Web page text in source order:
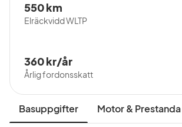
Elräckvidd WLTP
550 km
Årlig fordonsskatt
360 kr/år
Basuppgifter Motor & Prestanda